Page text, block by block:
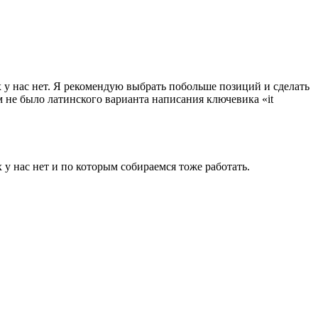
нас нет. Я рекомендую выбрать побольше позиций и сделать
было латинского варианта написания ключевика «it
нас нет и по которым собираемся тоже работать.